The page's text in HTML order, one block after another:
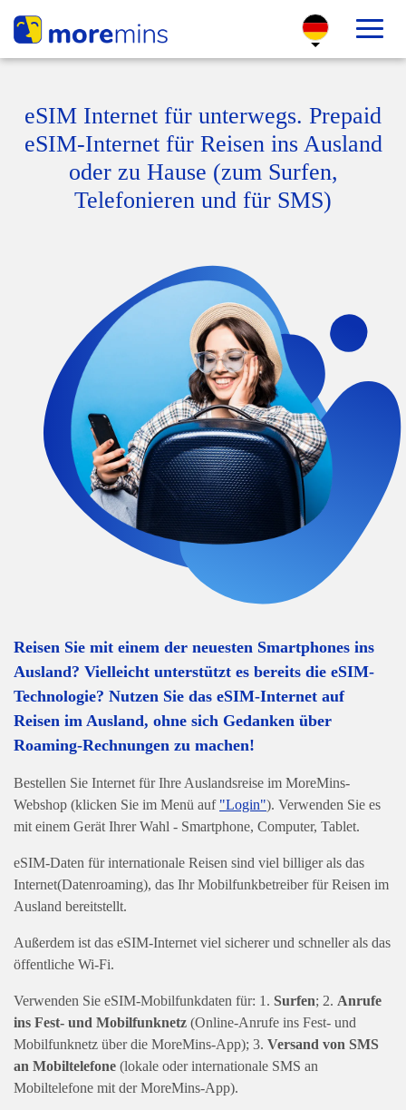
eSIM Internet für unterwegs. Prepaid
eSIM-Internet für Reisen ins Ausland
oder zu Hause (zum Surfen,
Telefonieren und für SMS)
Reisen Sie mit einem der neuesten Smartphones ins
Ausland? Vielleicht unterstützt es bereits die eSIM-
Technologie? Nutzen Sie das eSIM-Internet auf
Reisen im Ausland, ohne sich Gedanken über
Roaming-Rechnungen zu machen!
Bestellen Sie Internet für Ihre Auslandsreise im MoreMins-
Webshop (klicken Sie im Menü auf "Login"). Verwenden Sie es
mit einem Gerät Ihrer Wahl - Smartphone, Computer, Tablet.
eSIM-Daten für internationale Reisen sind viel billiger als das
Internet(Datenroaming), das Ihr Mobilfunkbetreiber für Reisen im
Ausland bereitstellt.
Außerdem ist das eSIM-Internet viel sicherer und schneller als das
öffentliche Wi-Fi.
Verwenden Sie eSIM-Mobilfunkdaten für: 1. Surfen; 2. Anrufe
ins Fest- und Mobilfunknetz (Online-Anrufe ins Fest- und
Mobilfunknetz über die MoreMins-App); 3. Versand von SMS
an Mobiltelefone (lokale oder internationale SMS an
Mobiltelefone mit der MoreMins-App).